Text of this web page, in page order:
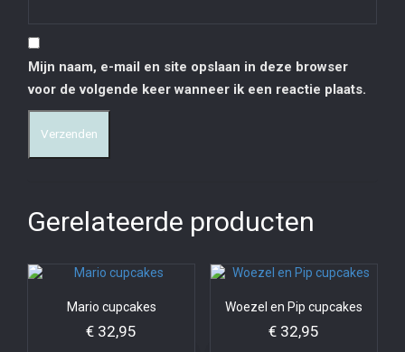
Mijn naam, e-mail en site opslaan in deze browser
voor de volgende keer wanneer ik een reactie plaats.
Gerelateerde producten
Mario cupcakes
€ 32,95
Woezel en Pip cupcakes
€32,95